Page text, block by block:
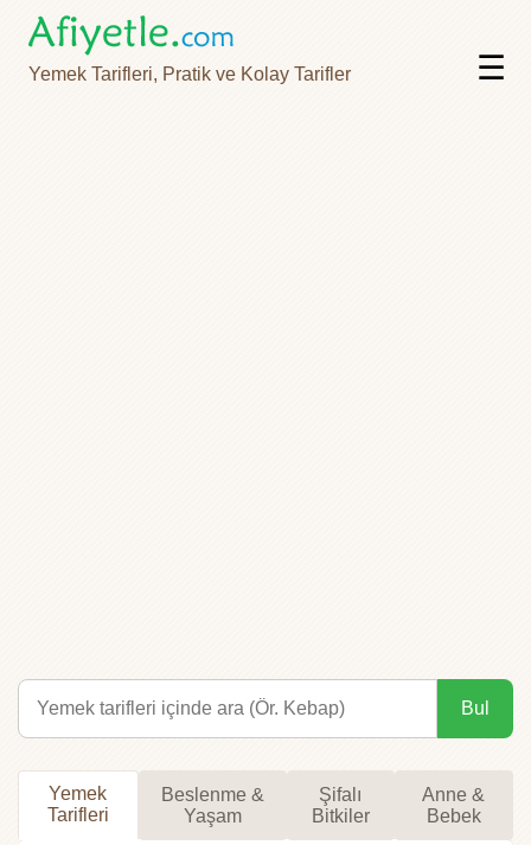
Yemek Tarifleri, Pratik ve Kolay Tarifler ☰
Bul
Yemek
Tarifleri
Beslenme &
Yaşam
Şifalı
Bitkiler
Anne &
Bebek